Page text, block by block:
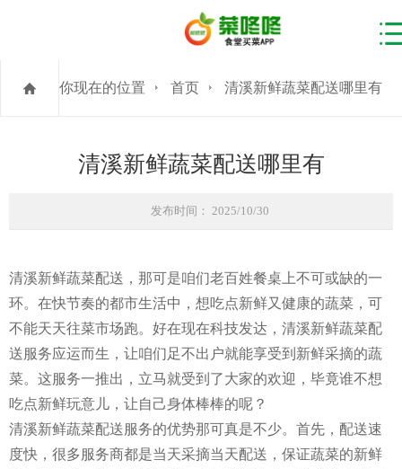
你现在的位置 首页 清溪新鲜蔬菜配送哪里有
清溪新鲜蔬菜配送哪里有
发布时间： 2025/10/30
清溪新鲜蔬菜配送，那可是咱们老百姓餐桌上不可或缺的一
环。在快节奏的都市生活中，想吃点新鲜又健康的蔬菜，可
不能天天往菜市场跑。好在现在科技发达，清溪新鲜蔬菜配
送服务应运而生，让咱们足不出户就能享受到新鲜采摘的蔬
菜。这服务一推出，立马就受到了大家的欢迎，毕竟谁不想
吃点新鲜玩意儿，让自己身体棒棒的呢？
清溪新鲜蔬菜配送服务的优势那可真是不少。首先，配送速
度快，很多服务商都是当天采摘当天配送，保证蔬菜的新鲜